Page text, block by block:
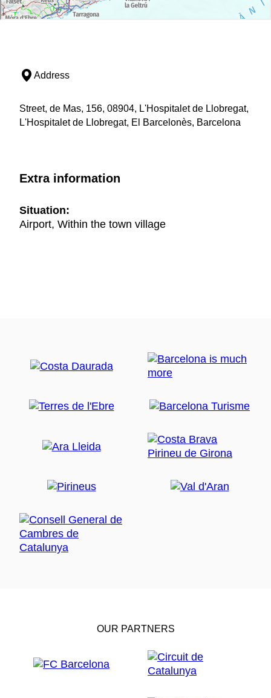
Address
Street, de Mas, 156, 08904, L'Hospitalet de Llobregat,
L'Hospitalet de Llobregat, El Barcelonès, Barcelona
Extra information
Situation:
Airport, Within the town village
OUR PARTNERS